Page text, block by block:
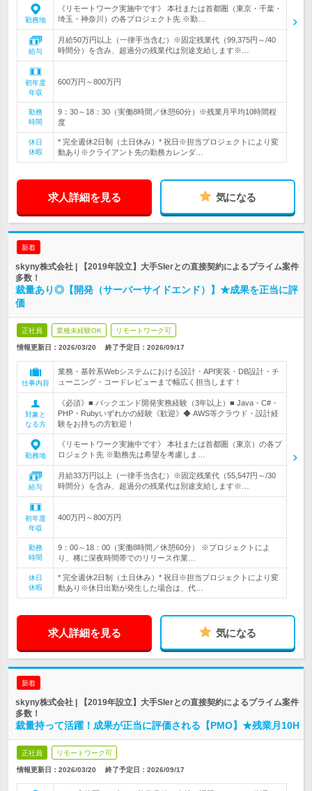
勤務地
《リモートワーク実施中です》 本社または首都圏（東京・千葉・
埼玉・神奈川）の各プロジェクト先 ※勤…
給与
月給50万円以上（一律手当含む）※固定残業代（99,375円～/40
時間分）を含み、超過分の残業代は別途支給します※…
初年度
年収
600万円～800万円
勤務
時間
9：30～18：30（実働8時間／休憩60分）※残業月平均10時間程
度
休日
休暇
* 完全週休2日制（土日休み）* 祝日※担当プロジェクトにより変
動あり※クライアント先の勤務カレンダ…
求人詳細を見る 気になる
新着
skyny株式会社 | 【2019年設立】大手SIerとの直接契約によるプライム案件
多数！
裁量あり◎【開発（サーバーサイドエンド）】★成果を正当に評
価
正社員 業種未経験OK リモートワーク可
情報更新日：2026/03/20 終了予定日： 2026/09/17
仕事内容
業務・基幹系Webシステムにおける設計・API実装・DB設計・チ
ューニング・コードレビューまで幅広く担当します！
対象と
なる方
《必須》■ バックエンド開発実務経験（3年以上）■ Java・C#・
PHP・Rubyいずれかの経験《歓迎》◆ AWS等クラウド・設計経
験をお持ちの方歓迎！
勤務地
《リモートワーク実施中です》 本社または首都圏（東京）の各プ
ロジェクト先 ※勤務先は希望を考慮しま…
給与
月給33万円以上（一律手当含む）※固定残業代（55,547円～/30
時間分）を含み、超過分の残業代は別途支給します※…
初年度
年収
400万円～800万円
勤務
時間
9：00～18：00（実働8時間／休憩60分） ※プロジェクトによ
り、稀に深夜時間帯でのリリース作業…
休日
休暇
* 完全週休2日制（土日休み）* 祝日※担当プロジェクトにより変
動あり※休日出勤が発生した場合は、代…
求人詳細を見る 気になる
新着
skyny株式会社 | 【2019年設立】大手SIerとの直接契約によるプライム案件
多数！
裁量持って活躍！成果が正当に評価される【PMO】★残業月10H
正社員 リモートワーク可
情報更新日：2026/03/20 終了予定日： 2026/09/17